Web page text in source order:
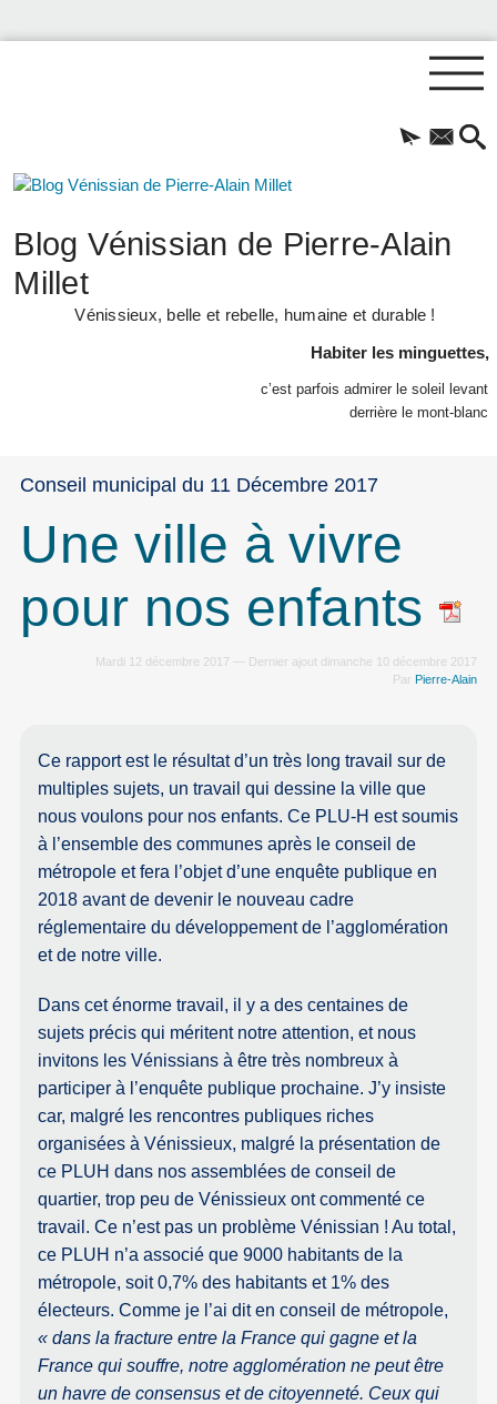
Blog Vénissian de Pierre-Alain
Millet
Vénissieux, belle et rebelle, humaine et durable !
Habiter les minguettes,
c’est parfois admirer le soleil levant
derrière le mont-blanc
Conseil municipal du 11 Décembre 2017
Une ville à vivre
pour nos enfants
Mardi 12 décembre 2017 — Dernier ajout dimanche 10 décembre 2017
Par Pierre-Alain
Ce rapport est le résultat d’un très long travail sur de
multiples sujets, un travail qui dessine la ville que
nous voulons pour nos enfants. Ce PLU-H est soumis
à l’ensemble des communes après le conseil de
métropole et fera l’objet d’une enquête publique en
2018 avant de devenir le nouveau cadre
réglementaire du développement de l’agglomération
et de notre ville.
Dans cet énorme travail, il y a des centaines de
sujets précis qui méritent notre attention, et nous
invitons les Vénissians à être très nombreux à
participer à l’enquête publique prochaine. J’y insiste
car, malgré les rencontres publiques riches
organisées à Vénissieux, malgré la présentation de
ce PLUH dans nos assemblées de conseil de
quartier, trop peu de Vénissieux ont commenté ce
travail. Ce n’est pas un problème Vénissian ! Au total,
ce PLUH n’a associé que 9000 habitants de la
métropole, soit 0,7% des habitants et 1% des
électeurs. Comme je l’ai dit en conseil de métropole,
« dans la fracture entre la France qui gagne et la
France qui souffre, notre agglomération ne peut être
un havre de consensus et de citoyenneté. Ceux qui